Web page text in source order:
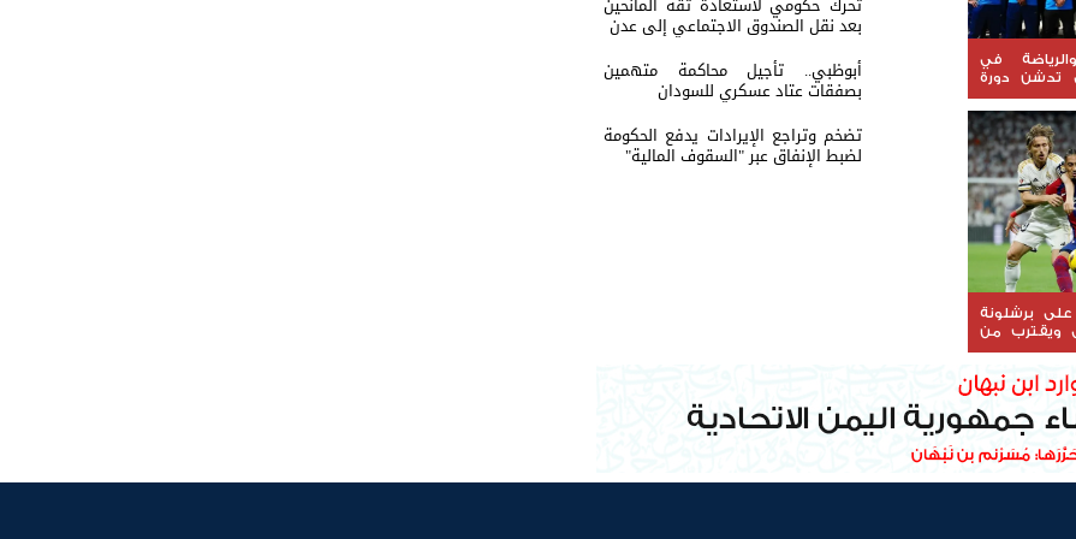
في
تدشن دورة
العمرية
على برشلونة
ويقترب من
بعد نقل الصندوق الاجتماعي إلى عدن
أبوظبي.. تأجيل محاكمة متهمين
بصفقات عتاد عسكري للسودان
تضخم وتراجع الإيرادات يدفع الحكومة
لضبط الإنفاق عبر "السقوف المالية"